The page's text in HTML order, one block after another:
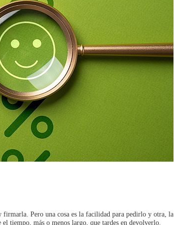
Pero una cosa es la facilidad para pedirlo y otra, la
tiempo, más o menos largo, que tardes en devolverlo.